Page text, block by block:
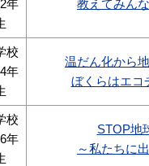
年
教えてみん
校
年
温だん化から
ぼくらはエコ
校
年
STOP地
～私たちに